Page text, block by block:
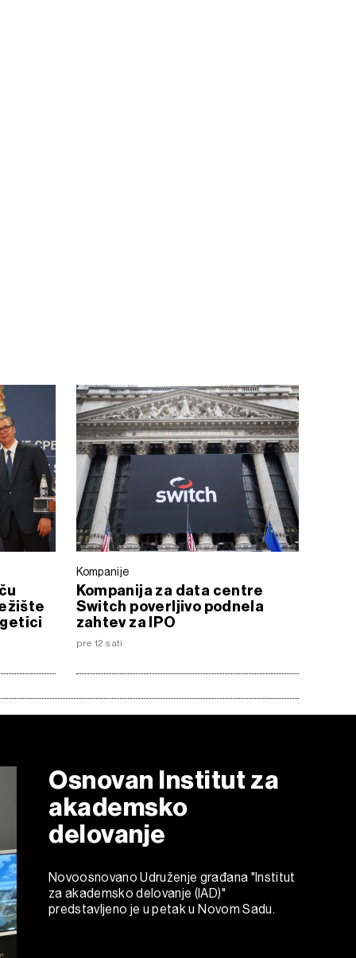
Kompanije
Kompanija za data centre
Switch poverljivo podnela
zahtev za IPO
pre 12 sati
Osnovan Institut za
akademsko
delovanje
Novoosnovano Udruženje građana "Institut
za akademsko delovanje (IAD)"
predstavljeno je u petak u Novom Sadu.